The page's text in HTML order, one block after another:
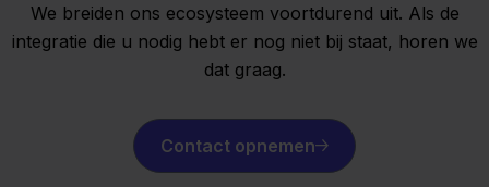
We breiden ons ecosysteem voortdurend uit. Als de
integratie die u nodig hebt er nog niet bij staat, horen we
dat graag.
Contact opnemen